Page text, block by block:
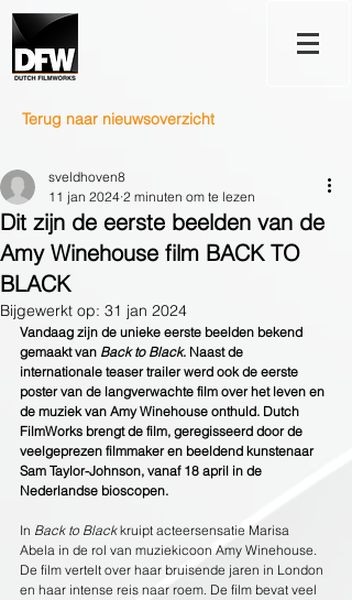
Terug naar nieuwsoverzicht
Dit zijn de eerste beelden van de
Amy Winehouse film BACK TO
BLACK
sveldhoven8
11 jan 2024 2 minuten om te lezen
Bijgewerkt op: 31 jan 2024
Vandaag zijn de unieke eerste beelden bekend
gemaakt van Back to Black. Naast de
internationale teaser trailer werd ook de eerste
poster van de langverwachte film over het leven en
de muziek van Amy Winehouse onthuld. Dutch
FilmWorks brengt de film, geregisseerd door de
veelgeprezen filmmaker en beeldend kunstenaar
Sam Taylor-Johnson, vanaf 18 april in de
Nederlandse bioscopen.
In Back to Black kruipt acteersensatie Marisa
Abela in de rol van muziekicoon Amy Winehouse.
De film vertelt over haar bruisende jaren in London
en haar intense reis naar roem. De film bevat veel